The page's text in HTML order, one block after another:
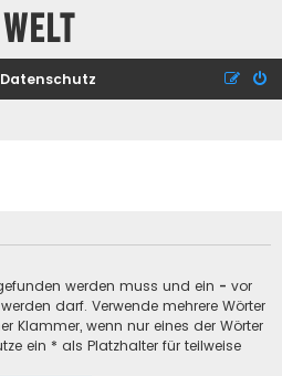
werden muss und ein - vor
darf. Verwende mehrere Wörter
Klammer, wenn nur eines der Wörter
ein * als Platzhalter für teilweise